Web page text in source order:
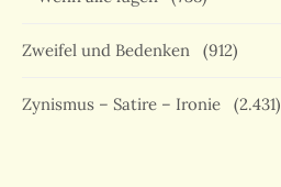
Zweifel und Bedenken (912)
Zynismus – Satire – Ironie (2.431)